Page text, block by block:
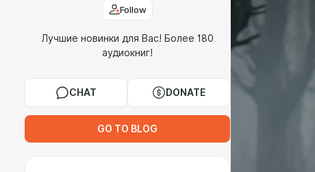
Follow
Лучшие новинки для Вас! Более 180
аудиокниг!
CHAT DONATE
GO TO BLOG